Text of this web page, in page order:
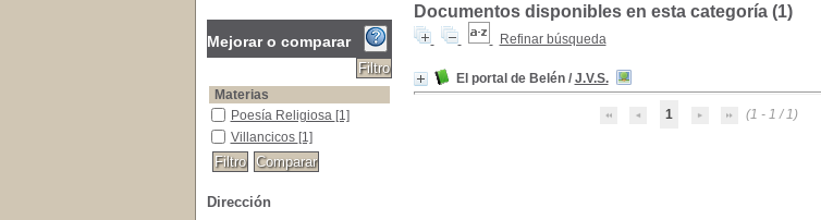
Documentos disponibles en esta categoría (1)
Refinar búsqueda
El portal de Belén/ J.V.S.
1 (1 - 1 / 1)
Mejorar o comparar
Materias
Poesía Religiosa
Poesía Religiosa [1]
Villancicos
Villancicos [1]
Dirección